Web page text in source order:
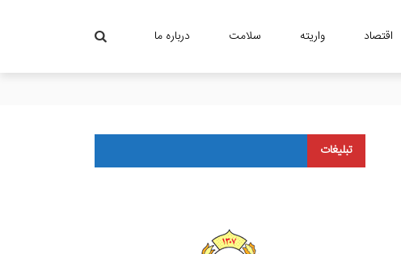
اقتصاد واریته سلامت درباره ما
تبلیغات